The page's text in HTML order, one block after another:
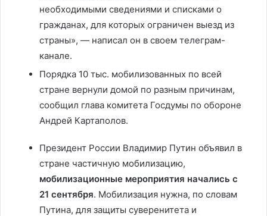
необходимыми сведениями и списками о
гражданах, для которых ограничен выезд из
страны», — написал он в своем телеграм-
канале.
Порядка 10 тыс. мобилизованных по всей
стране вернули домой по разным причинам,
сообщил глава комитета Госдумы по обороне
Андрей Картаполов.
Президент России Владимир Путин объявил в
стране частичную мобилизацию,
мобилизационные мероприятия начались с
21 сентября. Мобилизация нужна, по словам
Путина, для защиты суверенитета и